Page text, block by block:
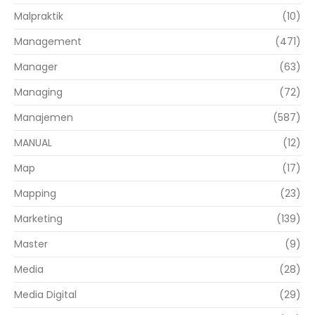
Malpraktik
(10)
Management
(471)
Manager
(63)
Managing
(72)
Manajemen
(587)
MANUAL
(12)
Map
(17)
Mapping
(23)
Marketing
(139)
Master
(9)
Media
(28)
Media Digital
(29)